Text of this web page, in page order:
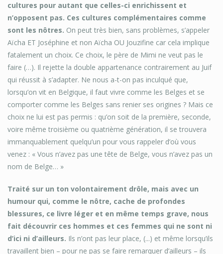
cultures pour autant que celles-ci enrichissent et
n’opposent pas. Ces cultures complémentaires comme
sont les nôtres. On peut très bien, sans problèmes, s’appeler
Aïcha ET Joséphine et non Aïcha OU Jouzifine car cela implique
fatalement un choix. Ce choix, le père de Mimi ne veut pas le
faire (…). Il rejette la double appartenance contrairement au Juif
qui réussit à s’adapter. Ne nous a-t-on pas inculqué que,
lorsqu’on vit en Belgique, il faut vivre comme les Belges et se
comporter comme les Belges sans renier ses origines ? Mais ce
choix ne lui est pas permis : qu’on soit de la première, seconde,
voire même troisième ou quatrième génération, il se trouvera
immanquablement quelqu’un pour vous rappeler d’où vous
venez : « Vous n’avez pas une tête de Belge, vous n’avez pas un
nom de Belge… »
Traité sur un ton volontairement drôle, mais avec un
humour qui, comme le nôtre, cache de profondes
blessures, ce livre léger et en même temps grave, nous
fait découvrir ces hommes et ces femmes qui ne sont ni
d’ici ni d’ailleurs. Ils n’ont pas leur place, (...) et même lorsqu’ils
travaillent bien – pour ne pas se faire remarquer d’ailleurs – ils